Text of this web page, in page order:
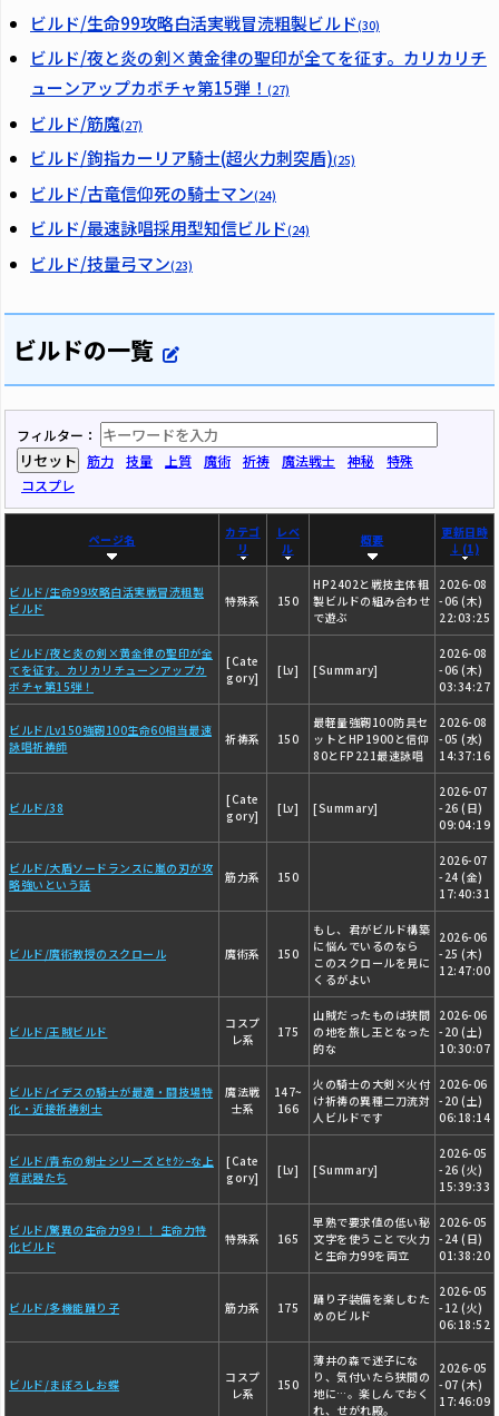
ビルド/生命99攻略白活実戦冒涜粗製ビルド(30)
ビルド/夜と炎の剣×黄金律の聖印が全てを征す。カリカリチ
ューンアップカボチャ第15弾！ (27)
ビルド/筋魔(27)
ビルド/鉤指カーリア騎士(超火力刺突盾)(25)
ビルド/古竜信仰死の騎士マン(24)
ビルド/最速詠唱採用型知信ビルド(24)
ビルド/技量弓マン(23)
ビルドの一覧
フィルター：
リセット 筋力 技量 上質 魔術 祈祷 魔法戦士 神秘
特殊
コスプレ
ページ名
カテゴ
リ
レベ
ル
概要
更新日時
↓(1)
ビルド/生命99攻略白活実戦冒涜粗製
ビルド
特殊系 150
HP2402と戦技主体粗
製ビルドの組み合わせ
で遊ぶ
2026-08
-06 (木)
22:03:25
ビルド/夜と炎の剣×黄金律の聖印が全
てを征す。カリカリチューンアップカ
ボチャ第15弾！
[Cate
gory]
[Lv] [Summary]
2026-08
-06 (木)
03:34:27
ビルド/Lv150強靭100生命60相当最速
詠唱祈祷師
祈祷系 150
最軽量強靭100防具セ
ットとHP1900と信仰
80とFP221最速詠唱
2026-08
-05 (水)
14:37:16
ビルド/38
[Cate
gory]
[Lv] [Summary]
2026-07
-26 (日)
09:04:19
ビルド/大盾ソードランスに嵐の刃が攻
略強いという話
筋力系 150
2026-07
-24 (金)
17:40:31
ビルド/魔術教授のスクロール 魔術系 150
もし、君がビルド構築
に悩んでいるのなら
このスクロールを見に
くるがよい
2026-06
-25 (木)
12:47:00
ビルド/王賊ビルド
コスプ
レ系
175
山賊だったものは狭間
の地を旅し王となった
的な
2026-06
-20 (土)
10:30:07
ビルド/イデスの騎士が最適・闘技場特
化・近接祈祷剣士
魔法戦
士系
147~
166
火の騎士の大剣×火付
け祈祷の異種二刀流対
人ビルドです
2026-06
-20 (土)
06:18:14
ビルド/青布の剣士シリーズとｾｸｼｰな上
質武器たち
[Cate
gory]
[Lv] [Summary]
2026-05
-26 (火)
15:39:33
ビルド/驚異の生命力99！！ 生命力特
化ビルド
特殊系 165
早熟で要求値の低い秘
文字を使うことで火力
と生命力99を両立
2026-05
-24 (日)
01:38:20
ビルド/多機能踊り子 筋力系 175
踊り子装備を楽しむた
めのビルド
2026-05
-12 (火)
06:18:52
ビルド/まぼろしお蝶
コスプ
レ系
150
薄井の森で迷子にな
り、気付いたら狭間の
地に…。楽しんでおく
れ、せがれ殿。
2026-05
-07 (木)
17:46:09